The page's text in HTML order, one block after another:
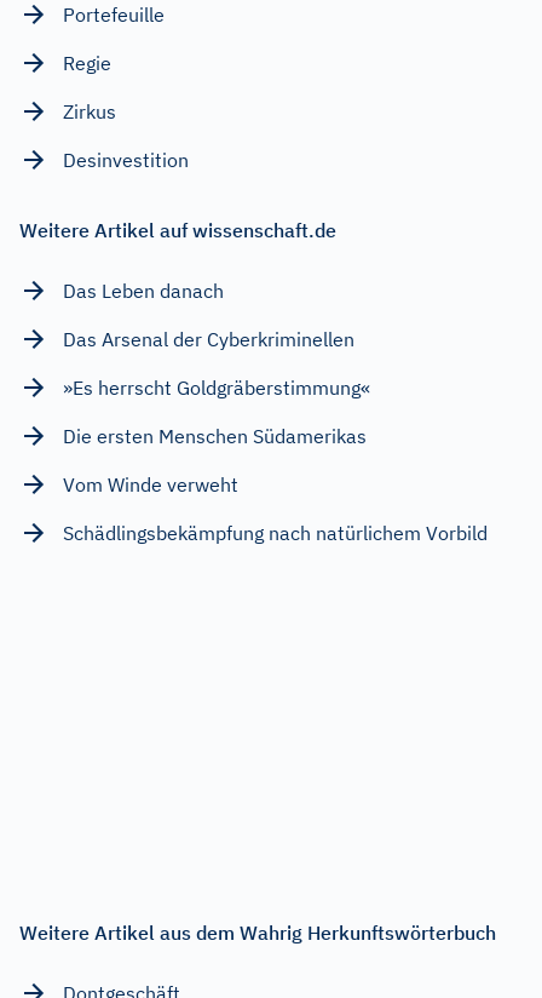
Portefeuille
Regie
Zirkus
Desinvestition
Weitere Artikel auf wissenschaft.de
Das Leben danach
Das Arsenal der Cyberkriminellen
»Es herrscht Goldgräberstimmung«
Die ersten Menschen Südamerikas
Vom Winde verweht
Schädlingsbekämpfung nach natürlichem Vorbild
Weitere Artikel aus dem Wahrig Herkunftswörterbuch
Dontgeschäft